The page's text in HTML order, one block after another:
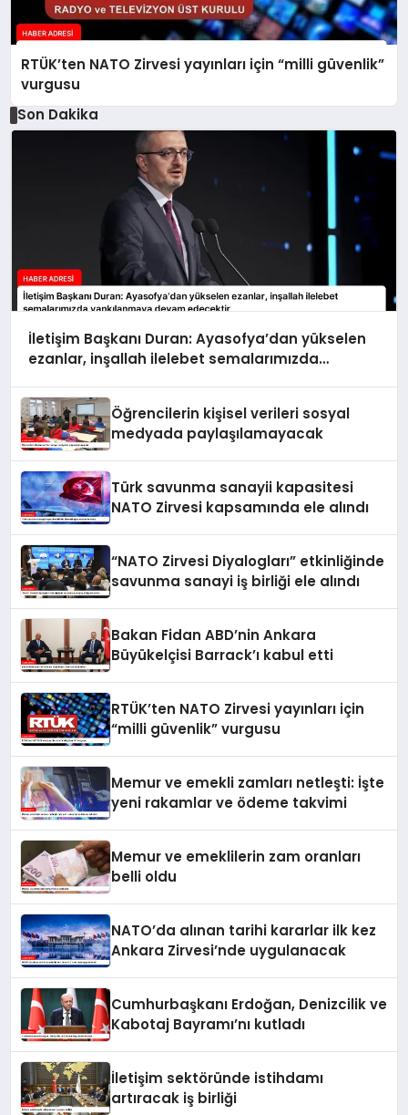
RTÜK’ten NATO Zirvesi yayınları için “milli güvenlik”
vurgusu
Son Dakika
İletişim Başkanı Duran: Ayasofya’dan yükselen
ezanlar, inşallah ilelebet semalarımızda
Öğrencilerin kişisel verileri sosyal
medyada paylaşılamayacak
Türk savunma sanayii kapasitesi
NATO Zirvesi kapsamında ele alındı
“NATO Zirvesi Diyalogları” etkinliğinde
savunma sanayi iş birliği ele alındı
Bakan Fidan ABD’nin Ankara
Büyükelçisi Barrack’ı kabul etti
RTÜK’ten NATO Zirvesi yayınları için
“milli güvenlik” vurgusu
Memur ve emekli zamları netleşti: İşte
yeni rakamlar ve ödeme takvimi
Memur ve emeklilerin zam oranları
belli oldu
NATO’da alınan tarihi kararlar ilk kez
Ankara Zirvesi’nde uygulanacak
Cumhurbaşkanı Erdoğan, Denizcilik ve
Kabotaj Bayramı’nı kutladı
İletişim sektöründe istihdamı
artıracak iş birliği